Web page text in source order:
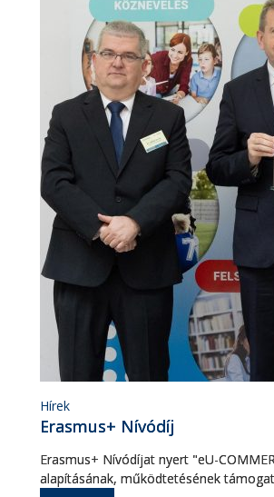
Hírek
Erasmus+ Nívódíj
Erasmus+ Nívódíjat nyert "eU-
alapításának, működtetésének